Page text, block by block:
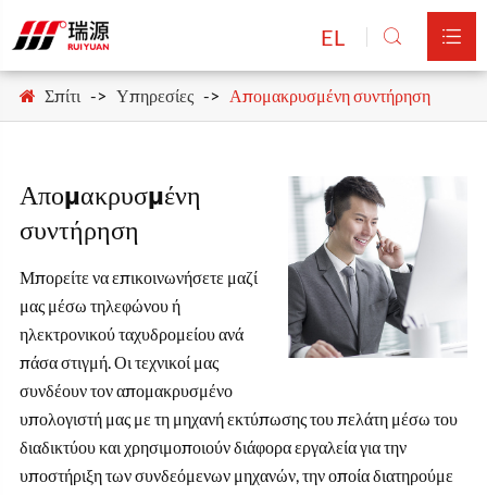
EL  
Σπίτι Υπηρεσίες Απομακρυσμένη συντήρηση
Απομακρυσμένη
συντήρηση
Μπορείτε να επικοινωνήσετε μαζί
μας μέσω τηλεφώνου ή
ηλεκτρονικού ταχυδρομείου ανά
πάσα στιγμή. Οι τεχνικοί μας
συνδέουν τον απομακρυσμένο
υπολογιστή μας με τη μηχανή εκτύπωσης του πελάτη μέσω του
διαδικτύου και χρησιμοποιούν διάφορα εργαλεία για την
υποστήριξη των συνδεόμενων μηχανών, την οποία διατηρούμε